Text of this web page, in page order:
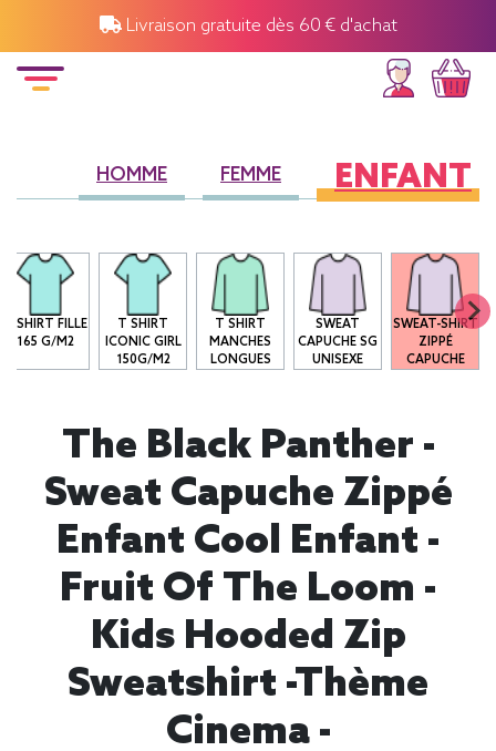
Livraison gratuite dès 60 € d'achat
HOMME FEMME ENFANT
T-SHIRT FILLE
165 G/M2
T SHIRT
ICONIC GIRL
150G/M2
T SHIRT
MANCHES
LONGUES
SWEAT
CAPUCHE SG
UNISEXE
SWEAT-SHIRT
ZIPPÉ
CAPUCHE
The Black Panther -
Sweat Capuche Zippé
Enfant Cool Enfant -
Fruit Of The Loom -
Kids Hooded Zip
Sweatshirt -thème
Cinema -